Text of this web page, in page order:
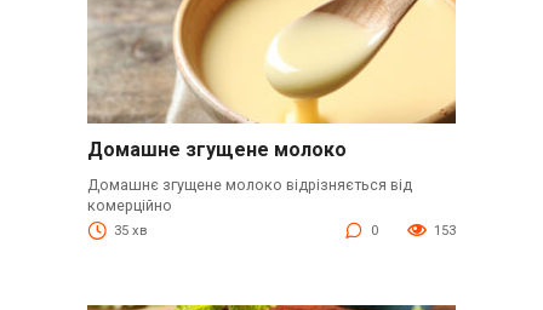
Домашне згущене молоко
Домашнє згущене молоко відрізняється від
комерційно
35 хв 0 153